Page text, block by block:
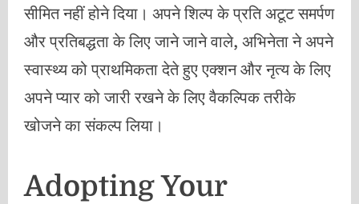
सीमित नहीं होने दिया। अपने शिल्प के प्रति अटूट समर्पण
और प्रतिबद्धता के लिए जाने जाने वाले, अभिनेता ने अपने
स्वास्थ्य को प्राथमिकता देते हुए एक्शन और नृत्य के लिए
अपने प्यार को जारी रखने के लिए वैकल्पिक तरीके
खोजने का संकल्प लिया।
Adopting Your